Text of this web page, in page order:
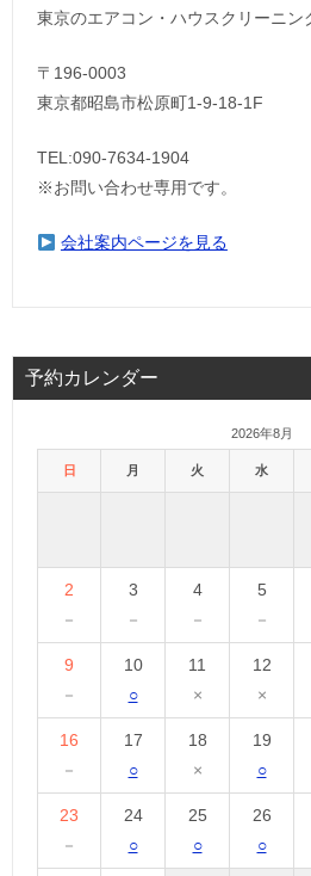
東京のエアコン・ハウスクリーニン
〒196-0003
東京都昭島市松原町1-9‐18‐1F
TEL:090-7634-1904
※お問い合わせ専用です。
会社案内ページを見る
予約カレンダー
2026年8月
日 月 火 水
2
－
3
－
4
－
5
－
9
－
10
○
11
×
12
×
16
－
17
○
18
×
19
○
23
－
24
○
25
○
26
○